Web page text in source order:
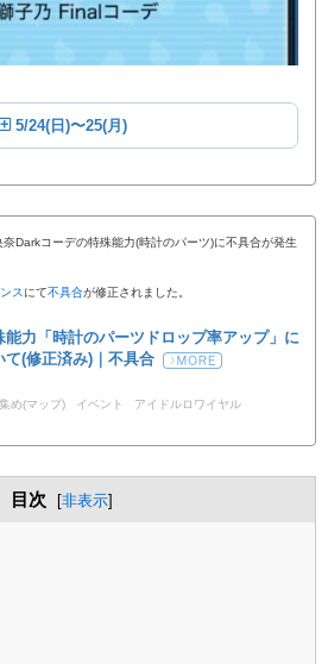
5/24(日)〜25(月)
Darkコーデの特殊能力(時計のパーツ)に不具合が発生
ス にて不具合が修正されました。
能力「時計のパーツドロップ率アップ」に
て(修正済み)｜不具合
め(マップ) イベント アイドルロワイヤル
目次 [非表示]